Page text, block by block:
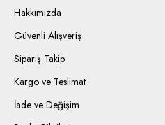
Hakkımızda
Güvenli Alışveriş
Sipariş Takip
Kargo ve Teslimat
İade ve Değişim